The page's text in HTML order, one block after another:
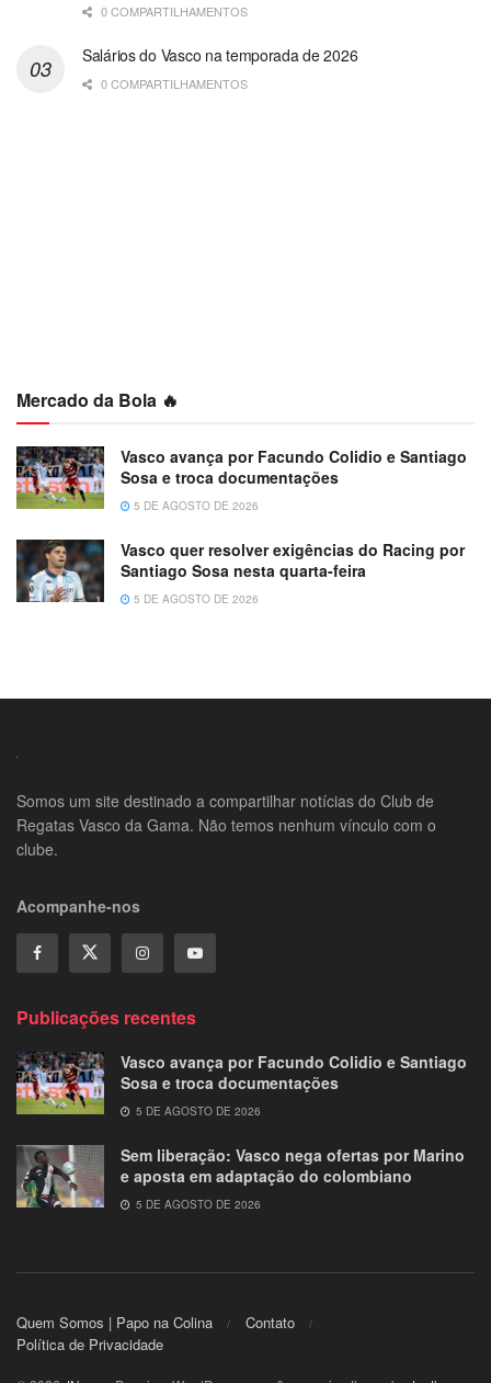
0 COMPARTILHAMENTOS
Salários do Vasco na temporada de 2026
0 COMPARTILHAMENTOS
Mercado da Bola 🔥
Vasco avança por Facundo Colidio e Santiago
Sosa e troca documentações
5 DE AGOSTO DE 2026
Vasco quer resolver exigências do Racing por
Santiago Sosa nesta quarta-feira
5 DE AGOSTO DE 2026
Somos um site destinado a compartilhar notícias do Club de
Regatas Vasco da Gama. Não temos nenhum vínculo com o
clube.
Acompanhe-nos
Publicações recentes
Vasco avança por Facundo Colidio e Santiago
Sosa e troca documentações
5 DE AGOSTO DE 2026
Sem liberação: Vasco nega ofertas por Marino
e aposta em adaptação do colombiano
5 DE AGOSTO DE 2026
Quem Somos | Papo na Colina
Contato
Política de Privacidade